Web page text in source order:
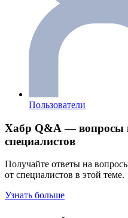
Пользователи
Хабр Q&A — вопросы
специалистов
Получайте ответы на
от специалистов в этой теме.
Узнать больше